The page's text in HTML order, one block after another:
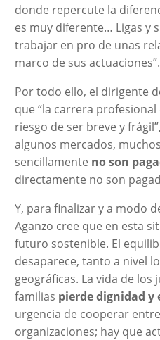
donde repercute la
es muy diferente… Ligas y
trabajar en pro de unas
marco de sus actuaciones”.
Por todo ello, el dirigente
que “la carrera
riesgo de ser breve y
algunos mercados,
sencillamente no son
directamente no son
Y, para finalizar y a modo
Aganzo cree que en esta
futuro sostenible. El
desaparece, tanto a nivel
geográficas. La vida de los
familias pierde dignidad y
urgencia de cooperar
organizaciones; hay que